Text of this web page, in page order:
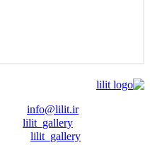
info@lilit.ir
lilit_gallery
lilit_gallery